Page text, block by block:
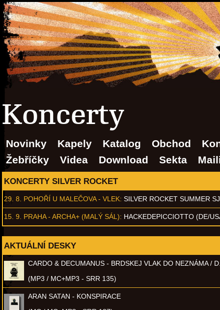
Koncerty
Novinky Kapely Katalog Obchod
Žebříčky
Videa Download Sekta
KONCERTY SILVER ROCKET
29. 8. POHOŘÍ U MALEČOVA - VLEK: SILVER ROCKET SUMMER
15. 9. PRAHA - ARCHA+ (MALÝ SÁL): HACKEDEPICCIOTTO (DE/
AKTUÁLNÍ DESKY
CARDO & DECUMANUS - BRDSKEJ VLAK DO NEZNÁMA /
(MP3 / MC+MP3 - SRR 135)
ARAN SATAN - KONSPIRACE